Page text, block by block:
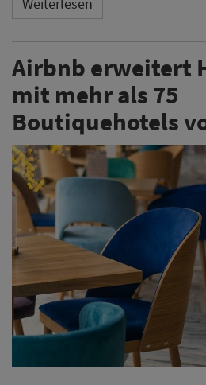
Weiterlesen
Airbnb erweitert
mit mehr als 75
Boutiquehotels